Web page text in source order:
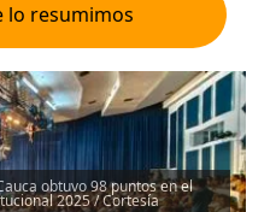
lo resumimos
obtuvo 98 puntos en el
2025 / Cortesía